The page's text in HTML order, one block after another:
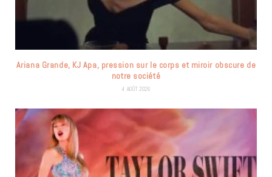
Ariana Grande, KJ Apa, pression sur le corps et miroir obscure de
notre société
4 AOÛT 2026